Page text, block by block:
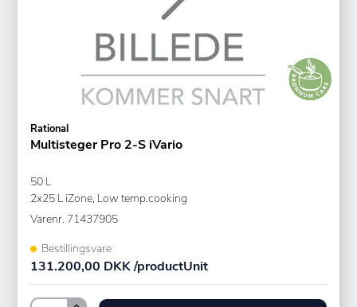
Rational
Multisteger Pro 2-S iVario
50 L
2x25 L iZone, Low temp.cooking
Varenr. 71437905
Bestillingsvare
131.200,00 DKK /productUnit